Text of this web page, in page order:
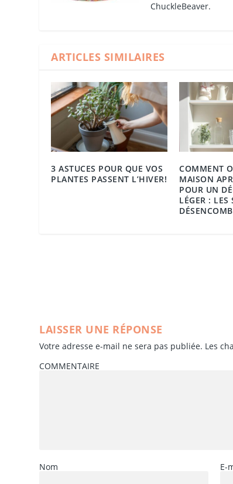
ChuckleBeaver.
ARTICLES SIMILAIRES
3 ASTUCES POUR QUE VOS
PLANTES PASSENT L’HIVER!
COMMENT
MAISON
POUR UN
LÉGER : LES
LAISSER UNE RÉPONSE
Votre adresse e-mail ne sera pas publiée. Les
COMMENTAIRE
Nom E-